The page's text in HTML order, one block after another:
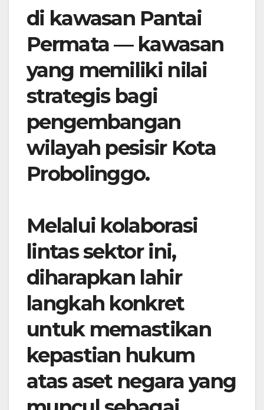
di kawasan Pantai
Permata — kawasan
yang memiliki nilai
strategis bagi
pengembangan
wilayah pesisir Kota
Probolinggo.
Melalui kolaborasi
lintas sektor ini,
diharapkan lahir
langkah konkret
untuk memastikan
kepastian hukum
atas aset negara yang